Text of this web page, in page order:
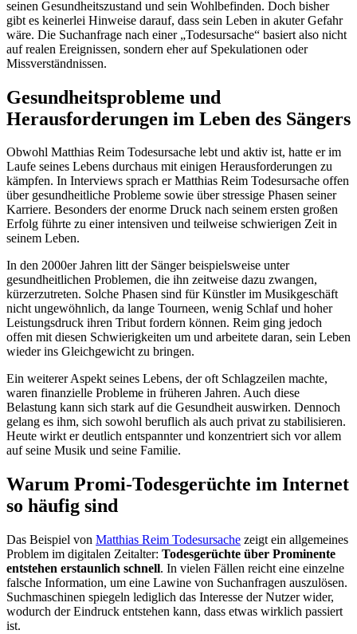
seinen Gesundheitszustand und sein Wohlbefinden. Doch bisher
gibt es keinerlei Hinweise darauf, dass sein Leben in akuter Gefahr
wäre. Die Suchanfrage nach einer „Todesursache“ basiert also nicht
auf realen Ereignissen, sondern eher auf Spekulationen oder
Missverständnissen.
Gesundheitsprobleme und
Herausforderungen im Leben des Sängers
Obwohl Matthias Reim Todesursache lebt und aktiv ist, hatte er im
Laufe seines Lebens durchaus mit einigen Herausforderungen zu
kämpfen. In Interviews sprach er Matthias Reim Todesursache offen
über gesundheitliche Probleme sowie über stressige Phasen seiner
Karriere. Besonders der enorme Druck nach seinem ersten großen
Erfolg führte zu einer intensiven und teilweise schwierigen Zeit in
seinem Leben.
In den 2000er Jahren litt der Sänger beispielsweise unter
gesundheitlichen Problemen, die ihn zeitweise dazu zwangen,
kürzerzutreten. Solche Phasen sind für Künstler im Musikgeschäft
nicht ungewöhnlich, da lange Tourneen, wenig Schlaf und hoher
Leistungsdruck ihren Tribut fordern können. Reim ging jedoch
offen mit diesen Schwierigkeiten um und arbeitete daran, sein Leben
wieder ins Gleichgewicht zu bringen.
Ein weiterer Aspekt seines Lebens, der oft Schlagzeilen machte,
waren finanzielle Probleme in früheren Jahren. Auch diese
Belastung kann sich stark auf die Gesundheit auswirken. Dennoch
gelang es ihm, sich sowohl beruflich als auch privat zu stabilisieren.
Heute wirkt er deutlich entspannter und konzentriert sich vor allem
auf seine Musik und seine Familie.
Warum Promi-Todesgerüchte im Internet
so häufig sind
Das Beispiel von Matthias Reim Todesursache zeigt ein allgemeines
Problem im digitalen Zeitalter: Todesgerüchte über Prominente
entstehen erstaunlich schnell. In vielen Fällen reicht eine einzelne
falsche Information, um eine Lawine von Suchanfragen auszulösen.
Suchmaschinen spiegeln lediglich das Interesse der Nutzer wider,
wodurch der Eindruck entstehen kann, dass etwas wirklich passiert
ist.